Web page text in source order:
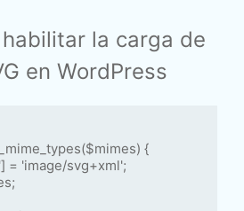
la carga de
en WordPress
{